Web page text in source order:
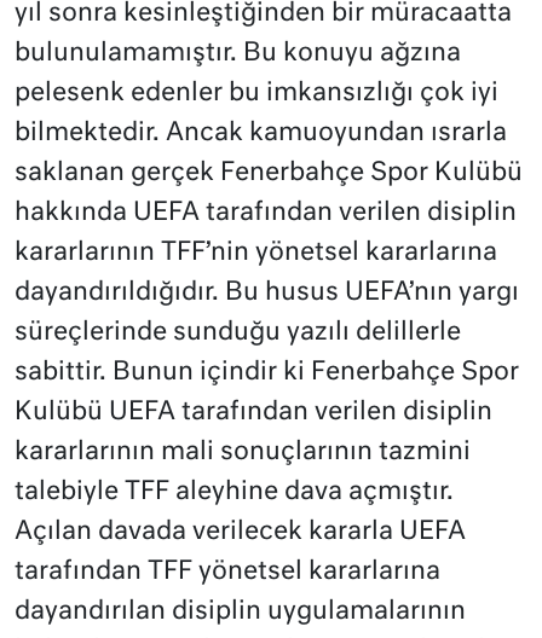
yıl sonra kesinleştiğinden bir müracaatta
bulunulamamıştır. Bu konuyu ağzına
pelesenk edenler bu imkansızlığı çok iyi
bilmektedir. Ancak kamuoyundan ısrarla
saklanan gerçek Fenerbahçe Spor Kulübü
hakkında UEFA tarafından verilen disiplin
kararlarının TFF’nin yönetsel kararlarına
dayandırıldığıdır. Bu husus UEFA’nın yargı
süreçlerinde sunduğu yazılı delillerle
sabittir. Bunun içindir ki Fenerbahçe Spor
Kulübü UEFA tarafından verilen disiplin
kararlarının mali sonuçlarının tazmini
talebiyle TFF aleyhine dava açmıştır.
Açılan davada verilecek kararla UEFA
tarafından TFF yönetsel kararlarına
dayandırılan disiplin uygulamalarının